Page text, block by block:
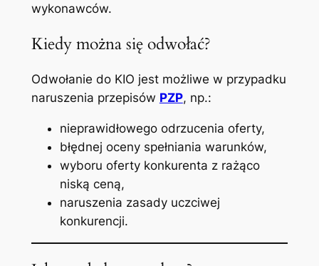
wykonawców.
Kiedy można się odwołać?
Odwołanie do KIO jest możliwe w przypadku
naruszenia przepisów PZP, np.:
nieprawidłowego odrzucenia oferty,
błędnej oceny spełniania warunków,
wyboru oferty konkurenta z rażąco
niską ceną,
naruszenia zasady uczciwej
konkurencji.